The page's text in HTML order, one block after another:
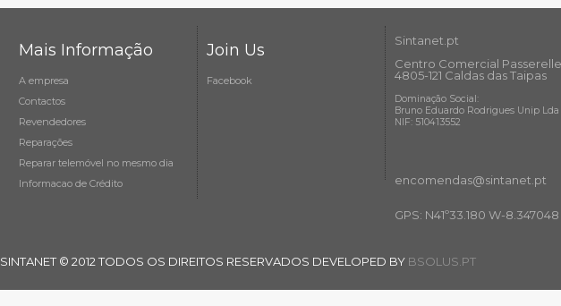
Mais Informação
A empresa
Contactos
Revendedores
Reparações
Reparar telemóvel no mesmo dia
Informacao de Crédito
Join Us
Facebook
Sintanet.pt
Centro Comercial Passerelle
4805-121 Caldas das Taipas
Dominação Social:
Bruno Eduardo Rodrigues Unip Lda
NIF: 510413552
encomendas@sintanet .pt
GPS: N41º33.180 W-8.347048
SINTANET © 2012 TODOS OS DIREITOS RESERVADOS DEVELOPED BY BSOLUS.PT